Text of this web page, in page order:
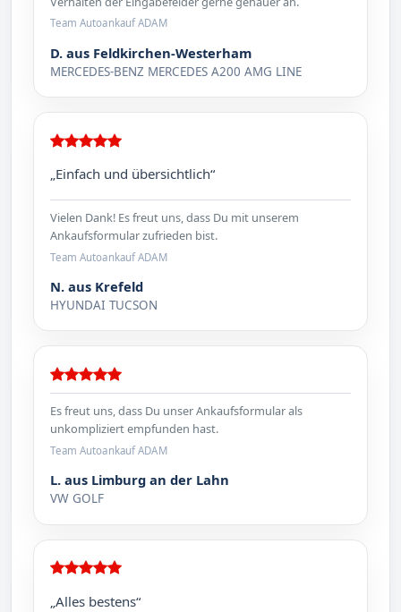
Team Autoankauf ADAM
D. aus Feldkirchen-Westerham
MERCEDES-BENZ MERCEDES A200 AMG LINE
„Einfach und übersichtlich“
Vielen Dank! Es freut uns, dass Du mit unserem
Ankaufsformular zufrieden bist.
Team Autoankauf ADAM
N. aus Krefeld
HYUNDAI TUCSON
Es freut uns, dass Du unser Ankaufsformular als
unkompliziert empfunden hast.
Team Autoankauf ADAM
L. aus Limburg an der Lahn
VW GOLF
„Alles bestens“